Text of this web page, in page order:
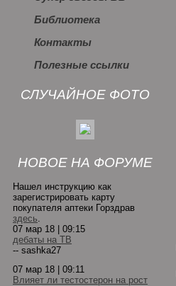
Библиотека
Контакты
Полезные ссылки
СЛУЧАЙНОЕ ФОТО
НОВОЕ НА ФОРУМЕ
Нашел инструкцию как
зарегистрировать карту
покупателя аптеки Горздрав
здесь.
07 мар 18 | 09:15
дебаты на ТВ
-- sashka27
07 мар 18 | 09:11
Влияет ли тестостерон на рост